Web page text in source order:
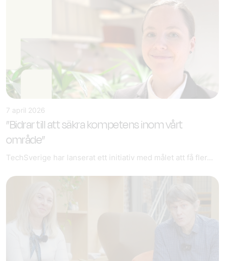
7 april 2026
”Bidrar till att säkra kompetens inom vårt
område”
TechSverige har lanserat ett initiativ med målet att få fler...